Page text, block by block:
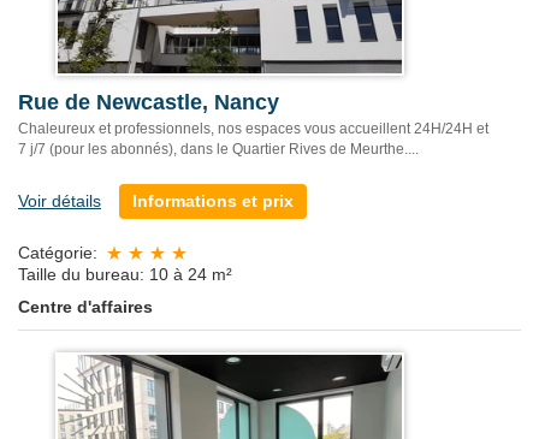
Rue de Newcastle, Nancy
Chaleureux et professionnels, nos espaces vous accueillent 24H/24H et
7 j/7 (pour les abonnés), dans le Quartier Rives de Meurthe....
Voir détails Informations et prix
Catégorie:
Taille du bureau: 10 à 24 m²
Centre d'affaires